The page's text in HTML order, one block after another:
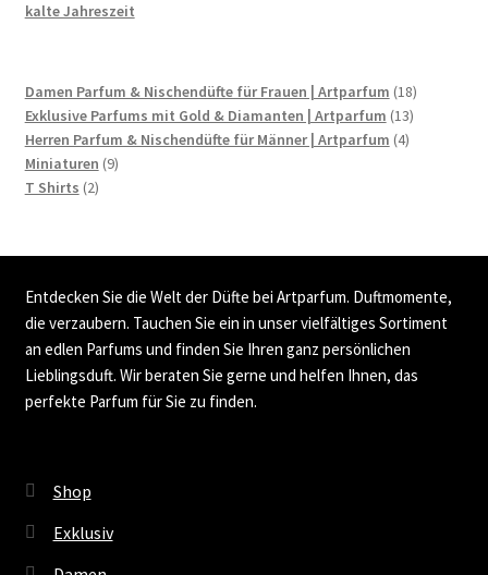
kalte Jahreszeit
Damen Parfum & Nischendüfte für Frauen | Artparfum 1818
Produkte
Exklusive Parfums mit Gold & Diamanten | Artparfum 1313
Produkte
Herren Parfum & Nischendüfte für Männer | Artparfum 44
Miniaturen 99
T Shirts 22
Entdecken Sie die Welt der Düfte bei Artparfum. Duftmomente,
die verzaubern. Tauchen Sie ein in unser vielfältiges Sortiment
an edlen Parfums und finden Sie Ihren ganz persönlichen
Lieblingsduft. Wir beraten Sie gerne und helfen Ihnen, das
perfekte Parfum für Sie zu finden.
Shop
Exklusiv